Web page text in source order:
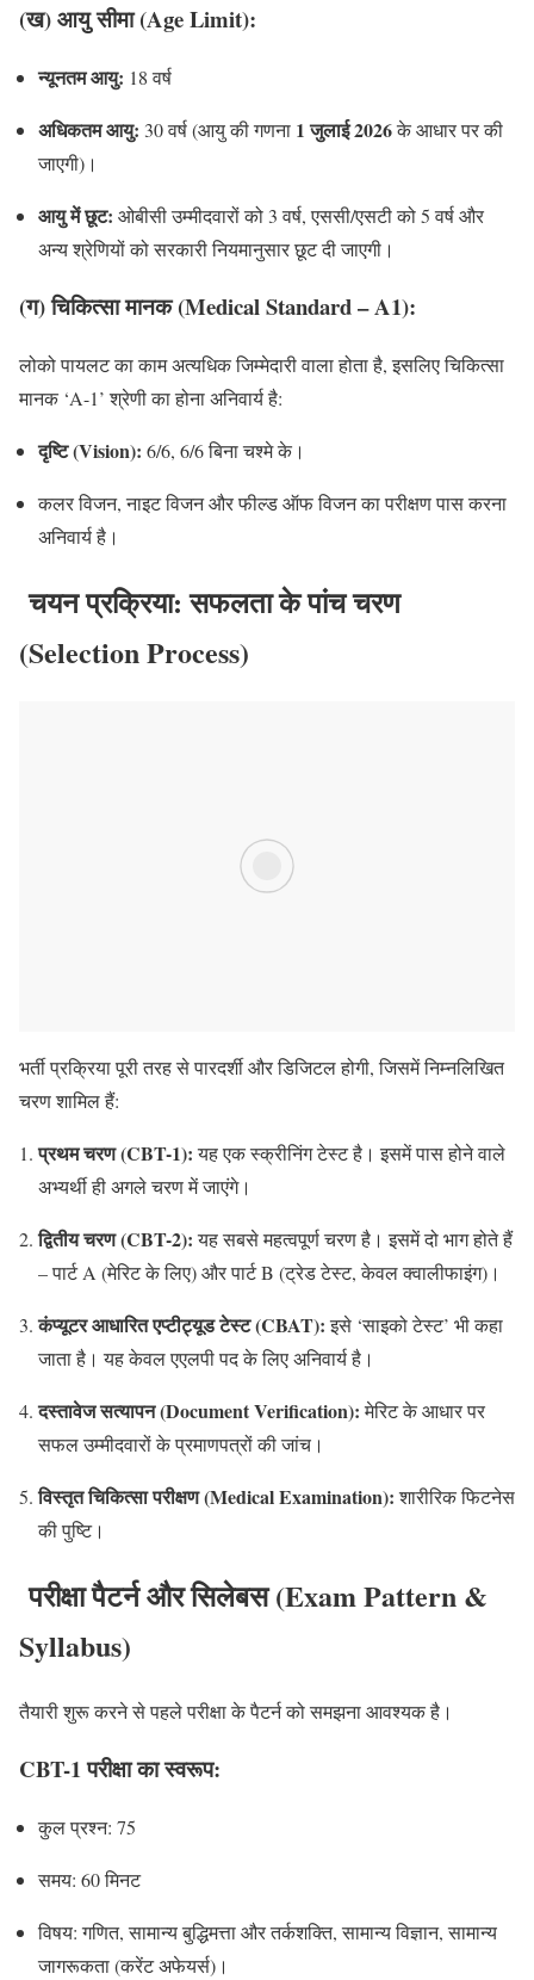
(ख) आयु सीमा (Age Limit):
न्यूनतम आयु: 18 वर्ष
अधिकतम आयु: 30 वर्ष (आयु की गणना 1 जुलाई 2026के आधार पर की
जाएगी)।
आयु में छूट: ओबीसी उम्मीदवारों को 3 वर्ष, एससी/एसटी को 5 वर्ष और
अन्य श्रेणियों को सरकारी नियमानुसार छूट दी जाएगी।
(ग) चिकित्सा मानक (Medical Standard – A1):
लोको पायलट का काम अत्यधिक जिम्मेदारी वाला होता है, इसलिए चिकित्सा
मानक ‘A-1’ श्रेणी का होना अनिवार्य है:
दृष्टि (Vision): 6/6, 6/6 बिना चश्मे के।
कलर विजन, नाइट विजन और फील्ड ऑफ विजन का परीक्षण पास करना
अनिवार्य है।
चयन प्रक्रिया: सफलता के पांच चरण
(Selection Process)
भर्ती प्रक्रिया पूरी तरह से पारदर्शी और डिजिटल होगी, जिसमें निम्नलिखित
चरण शामिल हैं:
प्रथम चरण (CBT-1):यह एक स्क्रीनिंग टेस्ट है। इसमें पास होने वाले
अभ्यर्थी ही अगले चरण में जाएंगे।
द्वितीय चरण (CBT-2):यह सबसे महत्वपूर्ण चरण है। इसमें दो भाग होते हैं
– पार्ट A (मेरिट के लिए) और पार्ट B (ट्रेड टेस्ट, केवल क्वालीफाइंग)।
कंप्यूटर आधारित एप्टीट्यूड टेस्ट (CBAT):इसे ‘साइको टेस्ट’ भी कहा
जाता है। यह केवल एएलपी पद के लिए अनिवार्य है।
दस्तावेज सत्यापन (Document Verification):मेरिट के आधार पर
सफल उम्मीदवारों के प्रमाणपत्रों की जांच।
विस्तृत चिकित्सा परीक्षण (Medical Examination):शारीरिक फिटनेस
की पुष्टि।
परीक्षा पैटर्न और सिलेबस (Exam Pattern &
Syllabus)
तैयारी शुरू करने से पहले परीक्षा के पैटर्न को समझना आवश्यक है।
CBT-1 परीक्षा का स्वरूप:
कुल प्रश्न: 75
समय: 60 मिनट
विषय: गणित, सामान्य बुद्धिमत्ता और तर्कशक्ति, सामान्य विज्ञान, सामान्य
जागरूकता (करेंट अफेयर्स)।